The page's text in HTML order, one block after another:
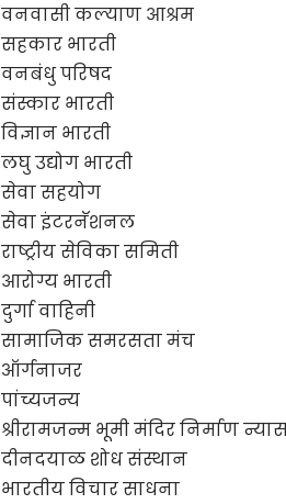
वनवासी कल्याण आश्रम
सहकार भारती
वनबंधु परिषद
संस्कार भारती
विज्ञान भारती
लघु उद्योग भारती
सेवा सहयोग
सेवा इंटरनॅशनल
राष्ट्रीय सेविका समिती
आरोग्य भारती
दुर्गा वाहिनी
सामाजिक समरसता मंच
ऑर्गनाजर
पांच्यजन्य
श्रीरामजन्म भूमी मंदिर निर्माण
दीनदयाळ शोध संस्थान
भारतीय विचार साधना